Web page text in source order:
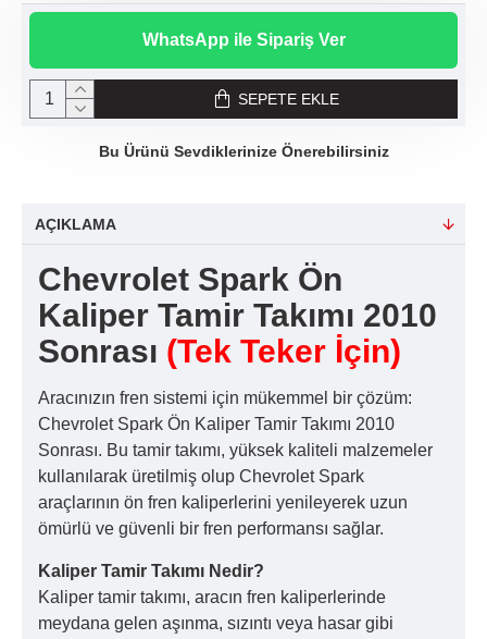
WhatsApp ile Sipariş Ver
SEPETE EKLE
Bu Ürünü Sevdiklerinize Önerebilirsiniz
AÇIKLAMA
Chevrolet Spark Ön
Kaliper Tamir Takımı 2010
Sonrası (Tek Teker İçin)
Aracınızın fren sistemi için mükemmel bir çözüm:
Chevrolet Spark Ön Kaliper Tamir Takımı 2010
Sonrası. Bu tamir takımı, yüksek kaliteli malzemeler
kullanılarak üretilmiş olup Chevrolet Spark
araçlarının ön fren kaliperlerini yenileyerek uzun
ömürlü ve güvenli bir fren performansı sağlar.
Kaliper Tamir Takımı Nedir?
Kaliper tamir takımı, aracın fren kaliperlerinde
meydana gelen aşınma, sızıntı veya hasar gibi